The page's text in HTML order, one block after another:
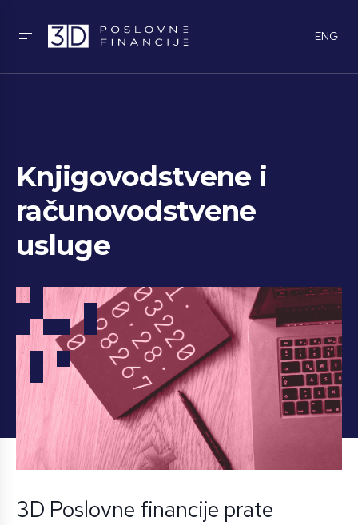
ENG
Knjigovodstvene i
računovodstvene
usluge
3D Poslovne financije prate